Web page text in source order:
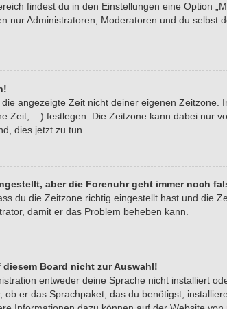
findest du in den Einstellungen eine Option
nur Administratoren, Moderatoren und du selbst
angezeigte Zeit nicht deiner eigenen Zeitzone.
Zeit, ...) festlegen. Die Zeitzone kann dabei nur
dies jetzt zu tun.
aber die Forenuhr geht immer noch
du die Zeitzone richtig eingestellt hast und die
damit er das Problem beheben kann.
Board nicht zur Auswahl!
entweder deine Sprache nicht installiert
ob er das Sprachpaket, das du benötigst,